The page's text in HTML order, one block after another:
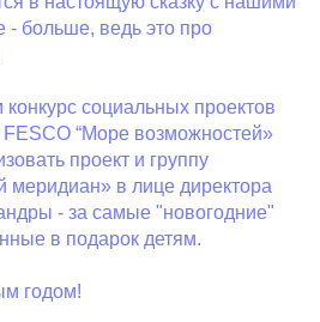
больше, ведь это про
социальных проектов
“Море возможностей»
проект и группу
меридиан» в лице директора
- за самые "новогодние"
в подарок детям.
годом!